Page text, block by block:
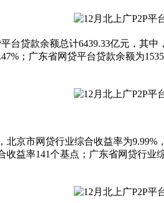
贷款余额总计6439.33亿元，其中
；广东省网贷平台贷款余额为
京市网贷行业综合收益率为9.99%
收益率141个基点；广东省网贷行